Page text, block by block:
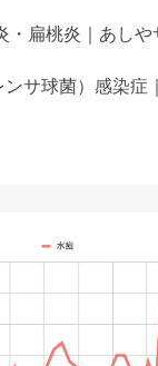
・扁桃炎｜あしや
サ球菌）感染症